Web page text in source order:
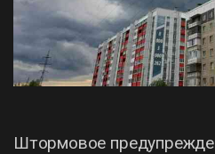
Штормовое